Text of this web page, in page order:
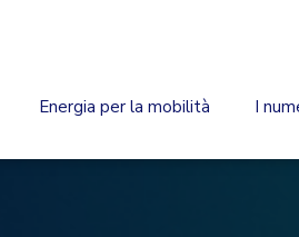
Energia per la mobilità I